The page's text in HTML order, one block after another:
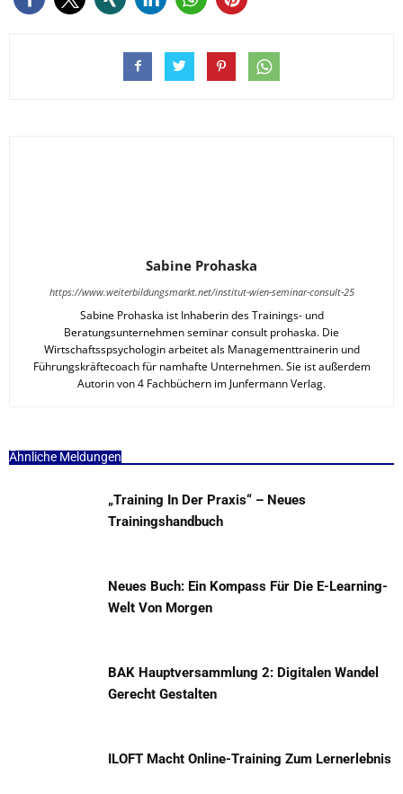
Sabine Prohaska
https://www.weiterbildungsmarkt.net/institut-wien-seminar-consult-25
Sabine Prohaska ist Inhaberin des Trainings- und
Beratungsunternehmen seminar consult prohaska. Die
Wirtschaftsspsychologin arbeitet als Managementtrainerin und
Führungskräftecoach für namhafte Unternehmen. Sie ist außerdem
Autorin von 4 Fachbüchern im Junfermann Verlag.
Ähnliche Meldungen
„Training In Der Praxis“ – Neues
Trainingshandbuch
Neues Buch: Ein Kompass Für Die E-Learning-
Welt Von Morgen
BAK Hauptversammlung 2: Digitalen Wandel
Gerecht Gestalten
ILOFT Macht Online-Training Zum Lernerlebnis